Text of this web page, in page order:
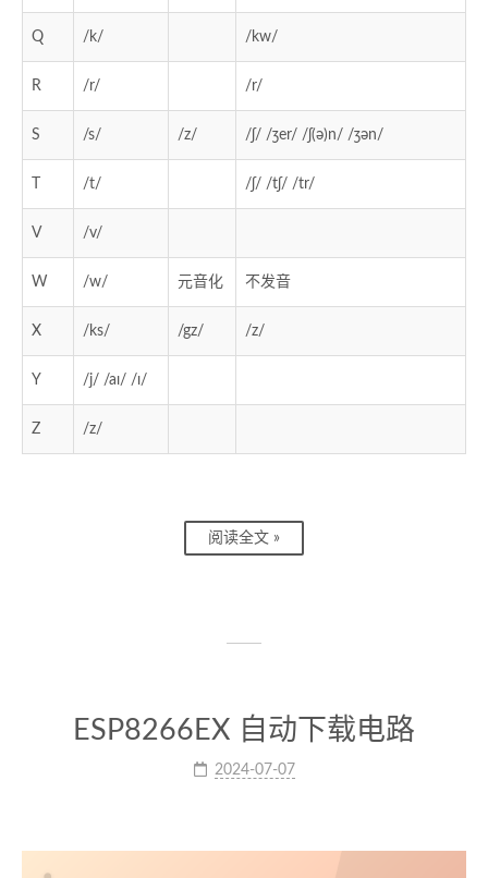
Q /k/ /kw/
R /r/ /r/
S /s/ /z/ /ʃ/ /ʒer/ /ʃ(ə)n/ /ʒən/
/t/ /ʃ/ /tʃ/ /tr/
V /v/
W /w/ 元音化 不发音
X /ks/ /gz/ /z/
Y /j/ /aɪ/ /ɪ/
Z /z/
阅读全文 »
ESP8266EX 自动下载电路
2024-07-07